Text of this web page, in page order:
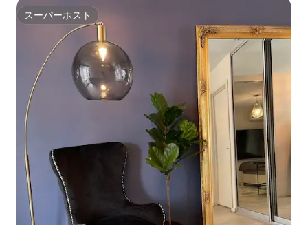
スーパーホスト
スーパーホスト